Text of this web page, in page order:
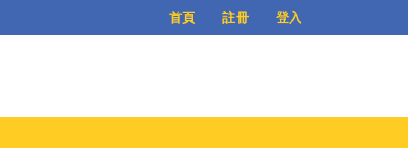
首頁 註冊 登入